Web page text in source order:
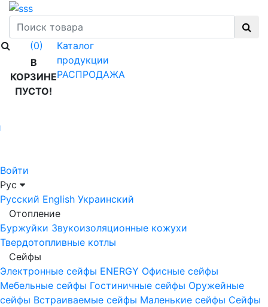
(0)
В
КОРЗИНЕ
ПУСТО!
Каталог
продукции
РАСПРОДАЖА
Войти
Рус
Русский English Украинский
Отопление
Буржуйки Звукоизоляционные кожухи
Твердотопливные котлы
Сейфы
Электронные сейфы ENERGY Офисные сейфы
Мебельные сейфы Гостиничные сейфы Оружейные
сейфы Встраиваемые сейфы Маленькие сейфы Сейфы